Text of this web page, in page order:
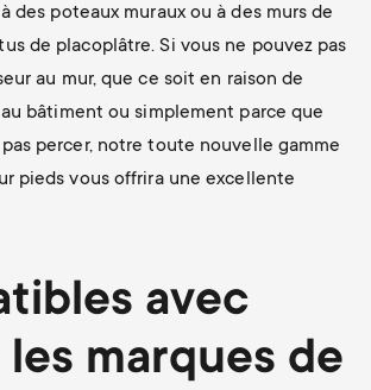
des poteaux muraux ou à des murs de
de placoplâtre. Si vous ne pouvez pas
au mur, que ce soit en raison de
bâtiment ou simplement parce que
percer, notre toute nouvelle gamme
pieds vous offrira une excellente
avec
marques de